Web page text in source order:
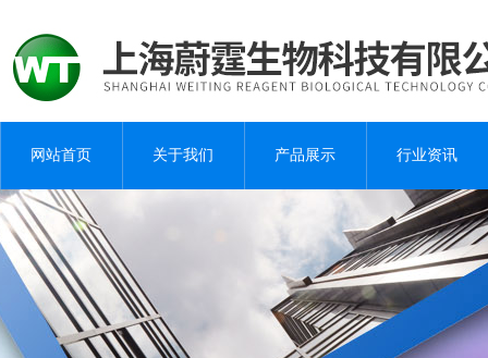
网站首页 关于我们 产品展示 行业资讯